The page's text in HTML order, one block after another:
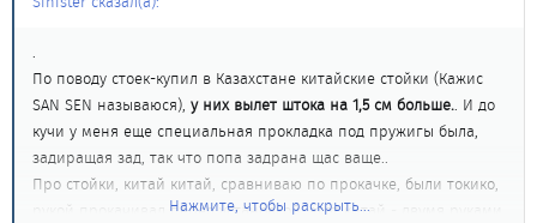
.
По поводу стоек-купил в Казахстане китайские стойки (Кажис
SAN SEN называюся), у них вылет штока на 1,5 см больше.. И до
кучи у меня еще специальная прокладка под пружигы была,
задиращая зад, так что попа задрана щас ваще..
Про стойки, китай китай, сравниваю по прокачке, были токико,
рукой прокачивал перед установкой, этот китай - двумя руками
Нажмите, чтобы раскрыть...